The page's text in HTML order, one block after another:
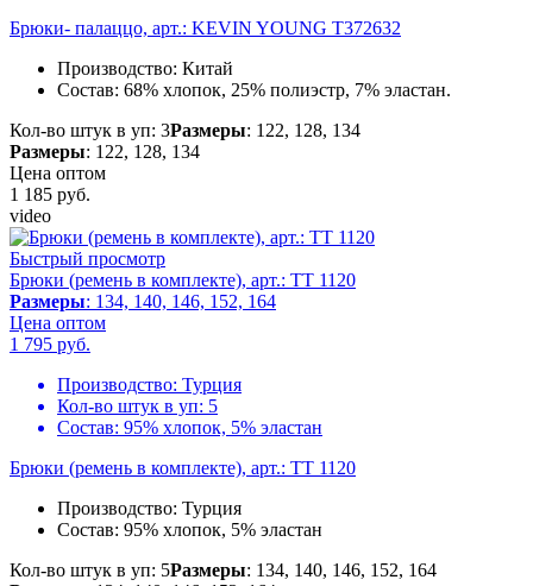
Брюки- палаццо, арт.: KEVIN YOUNG T372632
Производство: Китай
Состав: 68% хлопок, 25% полиэстр, 7% эластан.
Кол-во штук в уп: 3Размеры: 122, 128, 134
Размеры: 122, 128, 134
Цена оптом
1 185 руб.
video
Быстрый просмотр
Брюки (ремень в комплекте), арт.: TT 1120
Размеры: 134, 140, 146, 152, 164
Цена оптом
1 795 руб.
Производство: Турция
Кол-во штук в уп: 5
Состав: 95% хлопок, 5% эластан
Брюки (ремень в комплекте), арт.: TT 1120
Производство: Турция
Состав: 95% хлопок, 5% эластан
Кол-во штук в уп: 5Размеры: 134, 140, 146, 152, 164